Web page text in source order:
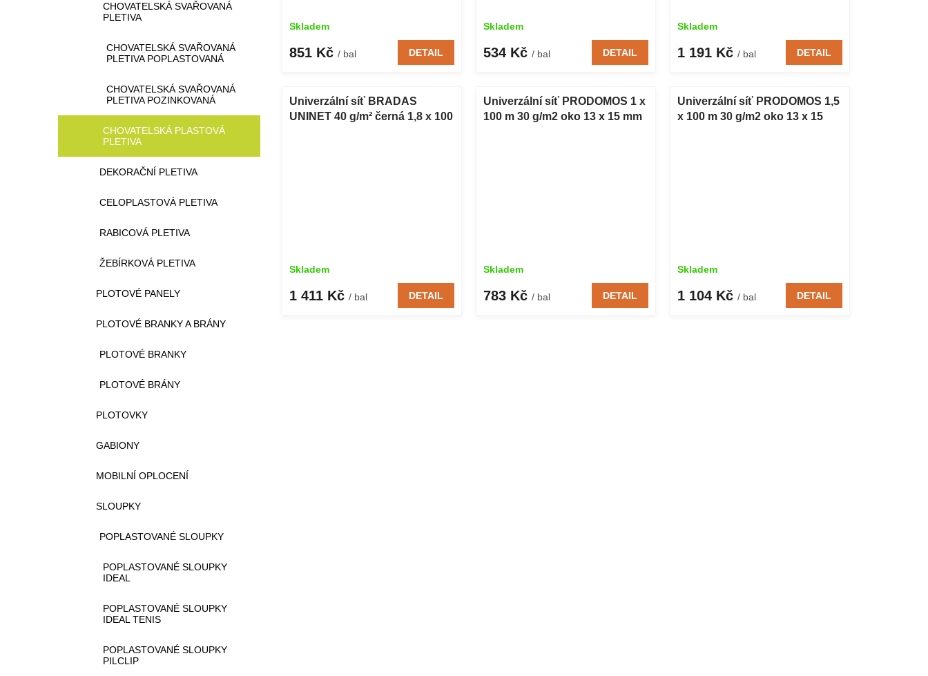
CHOVATELSKÁ SVAŘOVANÁ
PLETIVA
CHOVATELSKÁ SVAŘOVANÁ
PLETIVA POPLASTOVANÁ
CHOVATELSKÁ SVAŘOVANÁ
PLETIVA POZINKOVANÁ
CHOVATELSKÁ PLASTOVÁ
PLETIVA
DEKORAČNÍ PLETIVA
CELOPLASTOVÁ PLETIVA
RABICOVÁ PLETIVA
ŽEBÍRKOVÁ PLETIVA
PLOTOVÉ PANELY
PLOTOVÉ BRANKY A BRÁNY
PLOTOVÉ BRANKY
PLOTOVÉ BRÁNY
PLOTOVKY
GABIONY
MOBILNÍ OPLOCENÍ
SLOUPKY
POPLASTOVANÉ SLOUPKY
POPLASTOVANÉ SLOUPKY
IDEAL
POPLASTOVANÉ SLOUPKY
IDEAL TENIS
POPLASTOVANÉ SLOUPKY
PILCLIP
Skladem
851 Kč / bal DETAIL
Skladem
534 Kč / bal DETAIL
Skladem
1 191 Kč / bal DETAIL
Univerzální síť BRADAS
UNINET 40 g/m² černá 1,8 x 100
Skladem
1 411 Kč / bal DETAIL
Univerzální síť PRODOMOS 1 x
100 m 30 g/m2 oko 13 x 15 mm
Skladem
783 Kč / bal DETAIL
Univerzální síť PRODOMOS 1,5
x 100 m 30 g/m2 oko 13 x 15
Skladem
1 104 Kč / bal DETAIL